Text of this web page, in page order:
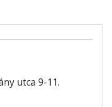
utca 9-11.